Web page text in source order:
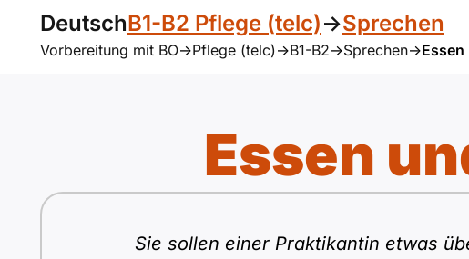
DeutschB1-B2 Pflege (telc)->Sprechen
Vorbereitung mit BO->Pflege (telc)->B1-B2->Sprechen->
Essen
Sie sollen einer Praktikantin etwas